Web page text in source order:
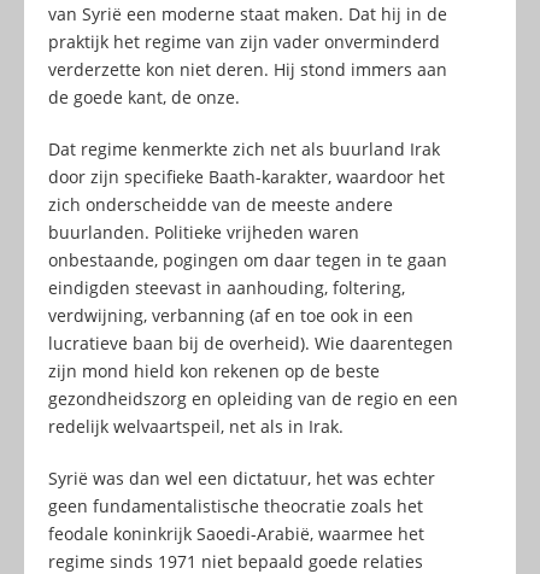
van Syrië een moderne staat maken. Dat hij in de
praktijk het regime van zijn vader onverminderd
verderzette kon niet deren. Hij stond immers aan
de goede kant, de onze.
Dat regime kenmerkte zich net als buurland Irak
door zijn specifieke Baath-karakter, waardoor het
zich onderscheidde van de meeste andere
buurlanden. Politieke vrijheden waren
onbestaande, pogingen om daar tegen in te gaan
eindigden steevast in aanhouding, foltering,
verdwijning, verbanning (af en toe ook in een
lucratieve baan bij de overheid). Wie daarentegen
zijn mond hield kon rekenen op de beste
gezondheidszorg en opleiding van de regio en een
redelijk welvaartspeil, net als in Irak.
Syrië was dan wel een dictatuur, het was echter
geen fundamentalistische theocratie zoals het
feodale koninkrijk Saoedi-Arabië, waarmee het
regime sinds 1971 niet bepaald goede relaties